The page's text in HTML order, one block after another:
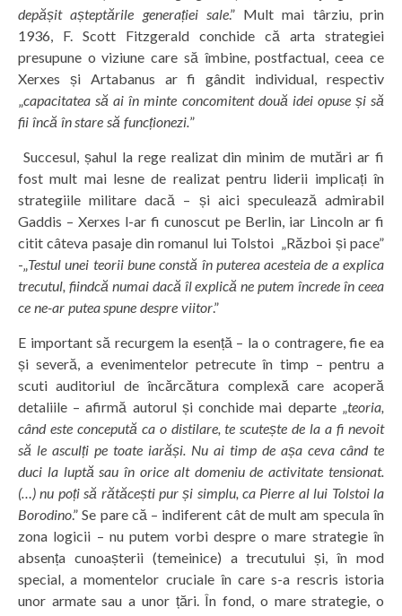
depășit așteptările generației sale.” Mult mai târziu, prin
1936, F. Scott Fitzgerald conchide că arta strategiei
presupune o viziune care să îmbine, postfactual, ceea ce
Xerxes și Artabanus ar fi gândit individual, respectiv
„capacitatea să ai în minte concomitent două idei opuse și să
fii încă în stare să funcționezi.”
Succesul, șahul la rege realizat din minim de mutări ar fi
fost mult mai lesne de realizat pentru liderii implicați în
strategiile militare dacă – și aici speculează admirabil
Gaddis – Xerxes l-ar fi cunoscut pe Berlin, iar Lincoln ar fi
citit câteva pasaje din romanul lui Tolstoi „Război și pace”
-„Testul unei teorii bune constă în puterea acesteia de a explica
trecutul, fiindcă numai dacă îl explică ne putem încrede în ceea
ce ne-ar putea spune despre viitor.”
E important să recurgem la esență – la o contragere, fie ea
și severă, a evenimentelor petrecute în timp – pentru a
scuti auditoriul de încărcătura complexă care acoperă
detaliile – afirmă autorul și conchide mai departe „teoria,
când este concepută ca o distilare, te scutește de la a fi nevoit
să le asculți pe toate iarăși. Nu ai timp de așa ceva când te
duci la luptă sau în orice alt domeniu de activitate tensionat.
(…) nu poți să rătăcești pur și simplu, ca Pierre al lui Tolstoi la
Borodino.” Se pare că – indiferent cât de mult am specula în
zona logicii – nu putem vorbi despre o mare strategie în
absența cunoașterii (temeinice) a trecutului și, în mod
special, a momentelor cruciale în care s-a rescris istoria
unor armate sau a unor țări. În fond, o mare strategie, o